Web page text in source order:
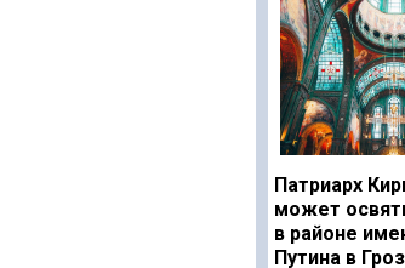
Патриарх
может
в районе
Путина в